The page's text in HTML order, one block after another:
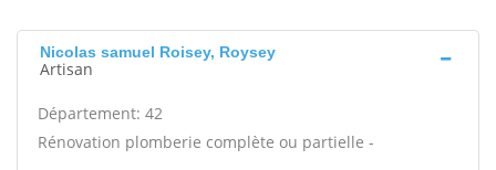
Nicolas samuel Roisey, Roysey
Artisan
Département: 42
Rénovation plomberie complète ou partielle -